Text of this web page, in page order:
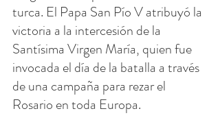
turca. El Papa San Pío V atribuyó la
victoria a la intercesión de la
Santísima Virgen María, quien fue
invocada el día de la batalla a través
de una campaña para rezar el
Rosario en toda Europa.